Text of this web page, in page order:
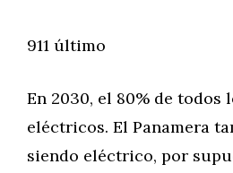
911 último
En 2030, el 80% de todos
eléctricos. El Panamera
siendo eléctrico, por